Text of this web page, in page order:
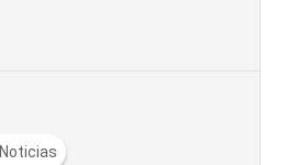
Noticias